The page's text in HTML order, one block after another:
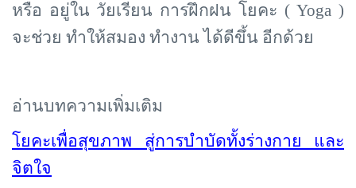
หรือ อยู่ใน วัยเรียน การฝึกฝน โยคะ ( Yoga )
จะช่วย ทำให้สมอง ทำงาน ได้ดีขึ้น อีกด้วย
อ่านบทความเพิ่มเติม
โยคะเพื่อสุขภาพ สู่การบำบัดทั้งร่างกาย และ
จิตใจ